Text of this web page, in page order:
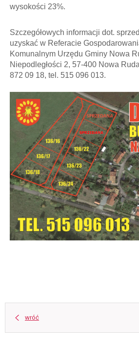
wysokości 23%.
Szczegółowych informacji dot.
uzyskać w Referacie
Komunalnym Urzędu Gminy Nowa
Niepodległości 2, 57-400 Nowa
872 09 18, tel. 515 096 013.
wróć